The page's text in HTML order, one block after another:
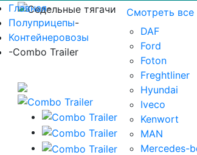
Смотреть все
DAF
Ford
Foton
Freghtliner
Hyundai
Iveco
Kenwort
MAN
Mercedes-
Главная-
Полуприцепы-
Контейнеровозы
-Combo Trailer